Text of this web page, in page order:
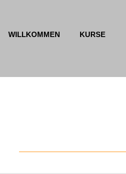
WILLKOMMEN KURSE